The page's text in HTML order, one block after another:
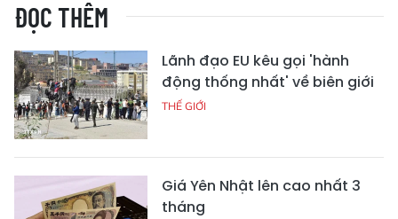
ĐỌC THÊM
Lãnh đạo EU kêu gọi 'hành
động thống nhất' về biên giới
THẾ GIỚI
Giá Yên Nhật lên cao nhất 3
tháng